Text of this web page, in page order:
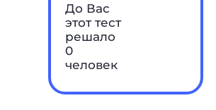
До Вас
этот тест
решало
0
человек